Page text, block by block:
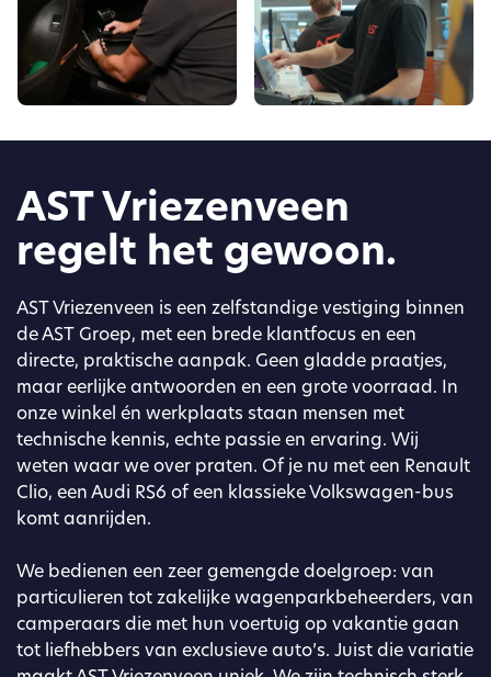
AST Vriezenveen
regelt het gewoon.
AST Vriezenveen is een zelfstandige vestiging binnen
de AST Groep, met een brede klantfocus en een
directe, praktische aanpak. Geen gladde praatjes,
maar eerlijke antwoorden en een grote voorraad. In
onze winkel én werkplaats staan mensen met
technische kennis, echte passie en ervaring. Wij
weten waar we over praten. Of je nu met een Renault
Clio, een Audi RS6 of een klassieke Volkswagen-bus
komt aanrijden.
We bedienen een zeer gemengde doelgroep: van
particulieren tot zakelijke wagenparkbeheerders, van
camperaars die met hun voertuig op vakantie gaan
tot liefhebbers van exclusieve auto’s. Juist die variatie